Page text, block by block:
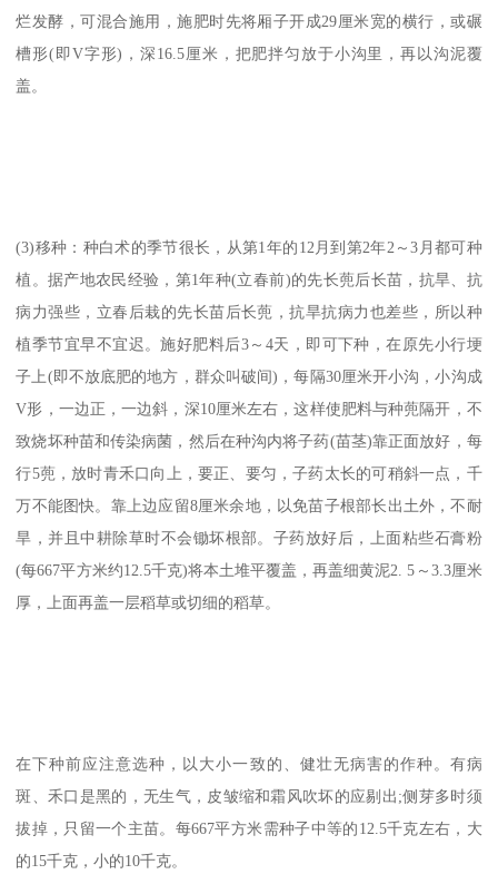
烂发酵，可混合施用，施肥时先将厢子开成29厘米宽的横行，或碾
槽形(即V字形)，深16.5厘米，把肥拌匀放于小沟里，再以沟泥覆
盖。
(3)移种：种白术的季节很长，从第1年的12月到第2年2～3月都可种
植。据产地农民经验，第1年种(立春前)的先长蔸后长苗，抗旱、抗
病力强些，立春后栽的先长苗后长蔸，抗旱抗病力也差些，所以种
植季节宜早不宜迟。施好肥料后3～4天，即可下种，在原先小行埂
子上(即不放底肥的地方，群众叫破间)，每隔30厘米开小沟，小沟成
V形，一边正，一边斜，深10厘米左右，这样使肥料与种蔸隔开，不
致烧坏种苗和传染病菌，然后在种沟内将子药(苗茎)靠正面放好，每
行5蔸，放时青禾口向上，要正、要匀，子药太长的可稍斜一点，千
万不能图快。靠上边应留8厘米余地，以免苗子根部长出土外，不耐
旱，并且中耕除草时不会锄坏根部。子药放好后，上面粘些石膏粉
(每667平方米约12.5千克)将本土堆平覆盖，再盖细黄泥2. 5～3.3厘米
厚，上面再盖一层稻草或切细的稻草。
在下种前应注意选种，以大小一致的、健壮无病害的作种。有病
斑、禾口是黑的，无生气，皮皱缩和霜风吹坏的应剔出;侧芽多时须
拔掉，只留一个主苗。每667平方米需种子中等的12.5千克左右，大
的15千克，小的10千克。